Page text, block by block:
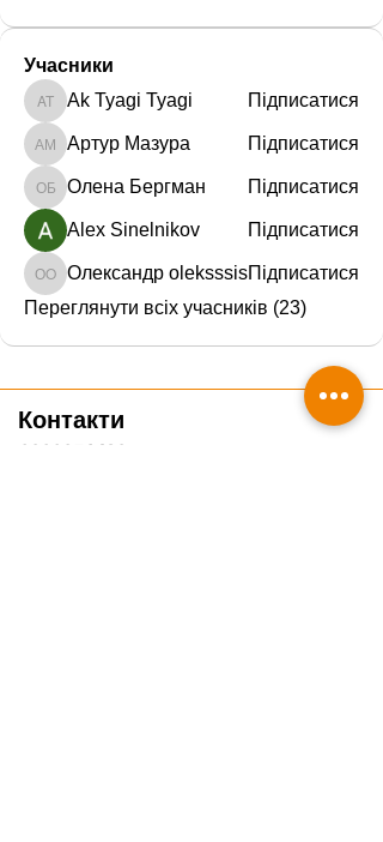
Учасники
Ak Tyagi Tyagi
Ak Tyagi Tyagi Підписатися
Артур Мазура
Артур Мазура Підписатися
Олена Бергман
Олена Бергман Підписатися
Alex Sinelnikov Підписатися
Олександр oleksssis
Олександр oleksssisПідписатися
Переглянути всіх учасників (23)
Контакти
0800351428